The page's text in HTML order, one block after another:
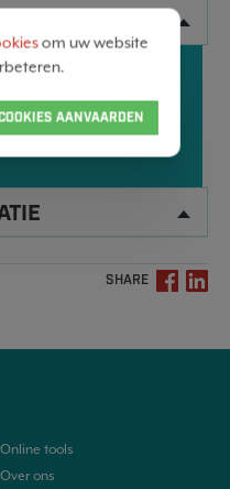
’S-
(NL)
SHARE
Online tools
Over ons
om uw website
AANVAARDEN